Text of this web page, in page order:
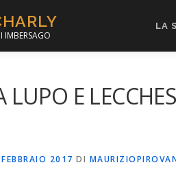
IMBERSAGO
LA
LUPO E
2017 DI